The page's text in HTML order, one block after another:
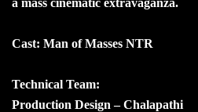
a mass cinematic extravaganza.
Cast: Man of Masses NTR
Technical Team:
Production Design – Chalapathi